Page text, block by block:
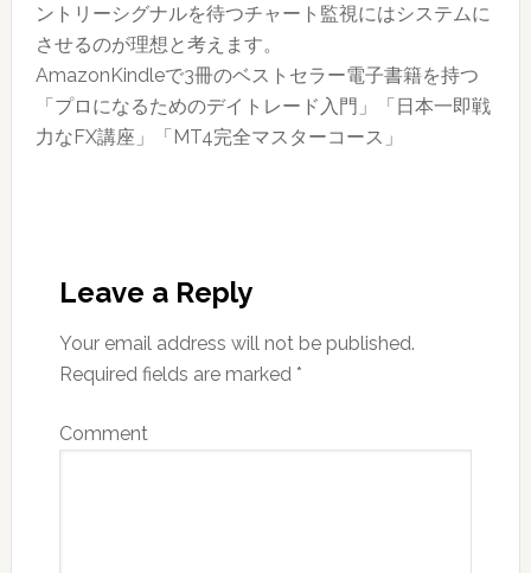
（2019
年
第
ントリーシグナルを待つチャート監視にはシステムに
させるのが理想と考えます。
AmazonKindleで3冊のベストセラー電子書籍を持つ
「プロになるためのデイトレード入門」「日本一即戦
力なFX講座」「MT4完全マスターコース」
Interactions
Leave a Reply
Your email address will not be published.
Required fields are marked *
Comment